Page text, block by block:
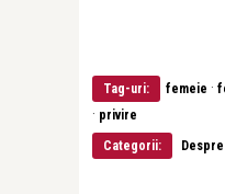
Tag-uri: femeie ·
· privire
Categorii: